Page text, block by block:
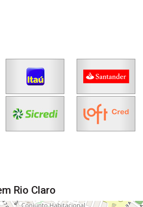
Rio Claro